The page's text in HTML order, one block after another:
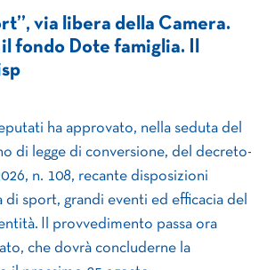
via libera della Camera.
fondo Dote famiglia. Il
ha approvato, nella seduta del
di legge di conversione, del decreto-
n. 108, recante disposizioni
di sport, grandi eventi ed efficacia del
Il provvedimento passa ora
che dovrà concluderne la